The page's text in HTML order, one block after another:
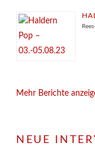
Mehr Berichte
NEUE